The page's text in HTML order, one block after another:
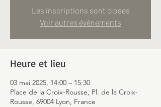
Les inscriptions sont closes
Voir autres événements
Heure et lieu
03 mai 2025, 14:00 – 15:30
Place de la Croix-Rousse, Pl. de la Croix-
Rousse, 69004 Lyon, France